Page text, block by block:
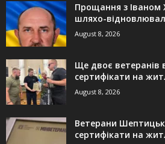
Прощання з Іваном
шляхо-
August 8, 2026
Ще двоє ветеранів
сертифікати на
August 8, 2026
Ветерани
сертифікати на